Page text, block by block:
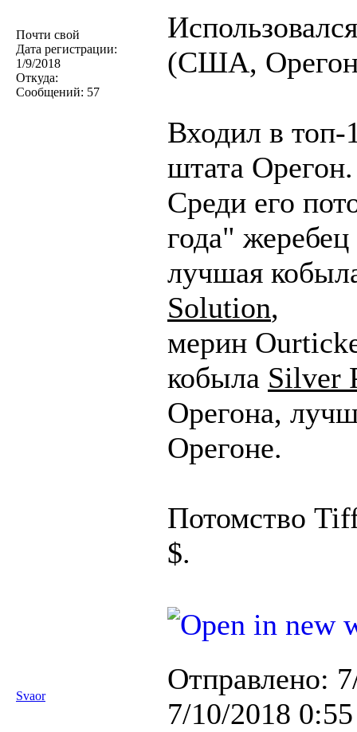
Почти свой
Дата регистрации:
1/9/2018
Откуда:
Сообщений: 57
(США,
Входил в топ-
штата Орегон.
Среди его
года" жеребец
лучшая
Solution,
мерин
кобыла Silver
Орегона,
Орегоне.
Потомство
$.
Svaor
Отправлено:
7/10/2018 0:55